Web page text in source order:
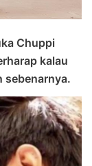
Chuppi
kalau
sebenarnya.